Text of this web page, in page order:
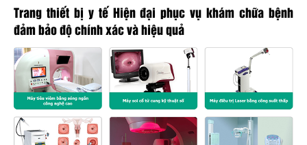
Trang thiết bị y tế Hiện đại phục vụ khám chữa bệnh
đảm bảo độ chính xác và hiệu quả